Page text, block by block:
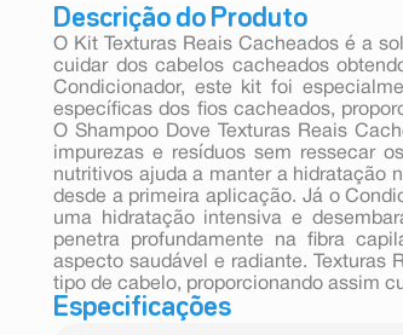
Descrição do Produto
O Kit Texturas Reais Cacheados é a
cuidar dos cabelos cacheados
Condicionador, este kit foi
específicas dos fios cacheados,
O Shampoo Dove Texturas Reais
impurezas e resíduos sem ressecar
nutritivos ajuda a manter a hidratação
desde a primeira aplicação. Já o
uma hidratação intensiva e
penetra profundamente na fibra
aspecto saudável e radiante. Texturas
tipo de cabelo, proporcionando assim
Especificações